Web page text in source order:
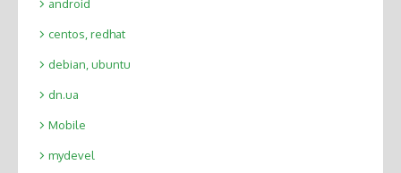
android
centos, redhat
debian, ubuntu
dn.ua
Mobile
mydevel